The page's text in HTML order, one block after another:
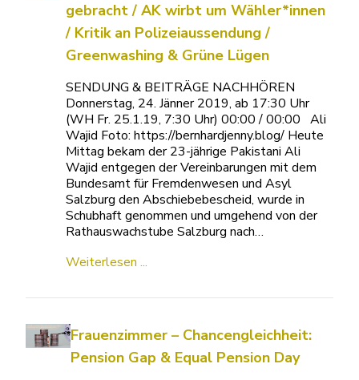
gebracht / AK wirbt um Wähler*innen
/ Kritik an Polizeiaussendung /
Greenwashing & Grüne Lügen
SENDUNG & BEITRÄGE NACHHÖREN
Donnerstag, 24. Jänner 2019, ab 17:30 Uhr
(WH Fr. 25.1.19, 7:30 Uhr) 00:00 / 00:00 Ali
Wajid Foto: https://bernhardjenny.blog/ Heute
Mittag bekam der 23-jährige Pakistani Ali
Wajid entgegen der Vereinbarungen mit dem
Bundesamt für Fremdenwesen und Asyl
Salzburg den Abschiebebescheid, wurde in
Schubhaft genommen und umgehend von der
Rathauswachstube Salzburg nach…
Weiterlesen ...
Frauenzimmer – Chancengleichheit:
Pension Gap & Equal Pension Day